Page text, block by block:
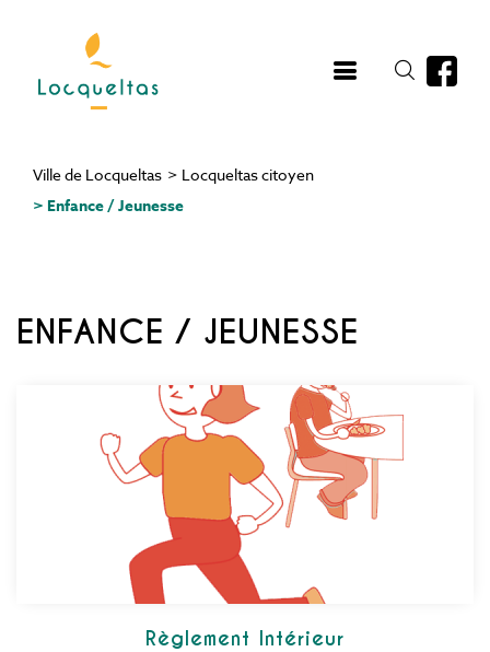
contenu
Fil
Ville de Locqueltas > Locqueltas citoyen
> Enfance / Jeunesse
ENFANCE / JEUNESSE
Règlement Intérieur